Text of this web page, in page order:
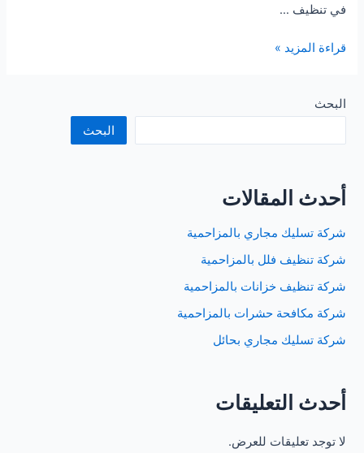
في تنظيف …
شركة
بالرياض
قراءة المزيد »
البحث
البحث
أحدث المقالات
شركة تسليك مجاري بالمزاحمية
شركة تنظيف فلل بالمزاحمية
شركة تنظيف خزانات بالمزاحمية
شركة مكافحة حشرات بالمزاحمية
شركة تسليك مجاري بحائل
أحدث التعليقات
لا توجد تعليقات للعرض.